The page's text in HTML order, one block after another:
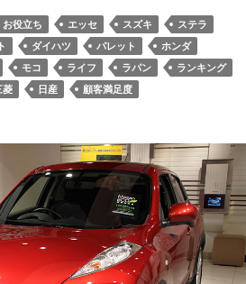
お役立ち エッセ スズキ
ステラ
ダイハツ パレット
ホンダ
モコ ライフ ラパン
ランキング
菱 日産 顧客満足度